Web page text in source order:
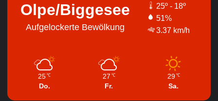
Olpe/Biggesee
Aufgelockerte Bewölkung
25º - 18º
51%
3.37 km/h
25 ℃
Do.
27 ℃
Fr.
29 ℃
Sa.